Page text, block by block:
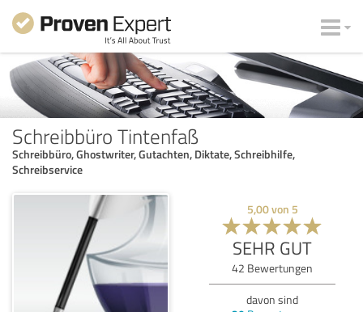
Schreibbüro Tintenfaß
Schreibbüro, Ghostwriter, Gutachten, Diktate, Schreibhilfe,
Schreibservice
5,00von 5
SEHR GUT
42 Bewertungen
davon sind